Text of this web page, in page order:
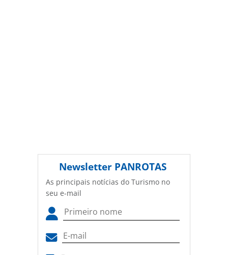
Newsletter PANROTAS
As principais notícias do Turismo no
seu e-mail